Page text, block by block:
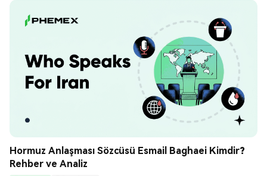
Hormuz Anlaşması Sözcüsü Esmail Baghaei Kimdir?
Rehber ve Analiz